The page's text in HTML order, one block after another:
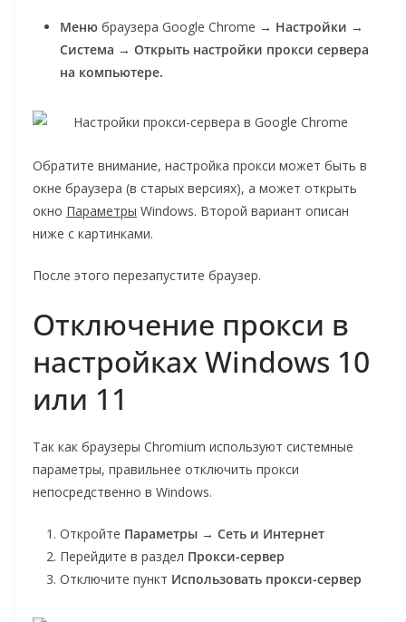
Меню браузера Google Chrome → Настройки →
Система → Открыть настройки прокси сервера
на компьютере.
Обратите внимание, настройка прокси может быть в
окне браузера (в старых версиях), а может открыть
окно Параметры Windows. Второй вариант описан
ниже с картинками.
После этого перезапустите браузер.
Отключение прокси в
настройках Windows 10
или 11
Так как браузеры Chromium используют системные
параметры, правильнее отключить прокси
непосредственно в Windows.
Откройте Параметры → Сеть и Интернет
Перейдите в раздел Прокси-сервер
Отключите пункт Использовать прокси-сервер